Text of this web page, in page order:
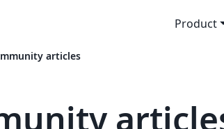
Product
articles